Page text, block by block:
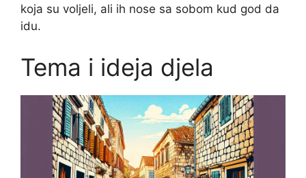
koja su voljeli, ali ih nose sa sobom kud god da
idu.
Tema i ideja djela